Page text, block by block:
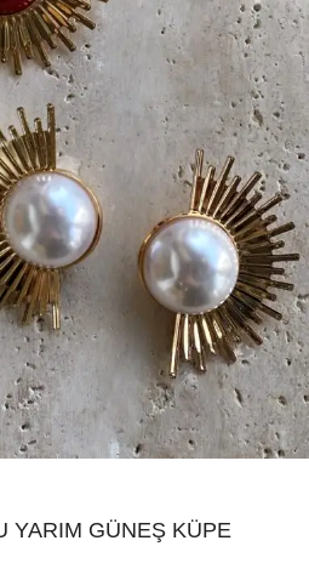
YARIM GÜNEŞ KÜPE